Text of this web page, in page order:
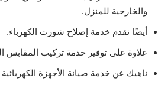
والخارجية للمنزل.
أيضًا نقدم خدمة إصلاح شورت الكهرباء.
علاوة على توفير خدمة تركيب المقابس
ناهيك عن خدمة صيانة الأجهزة